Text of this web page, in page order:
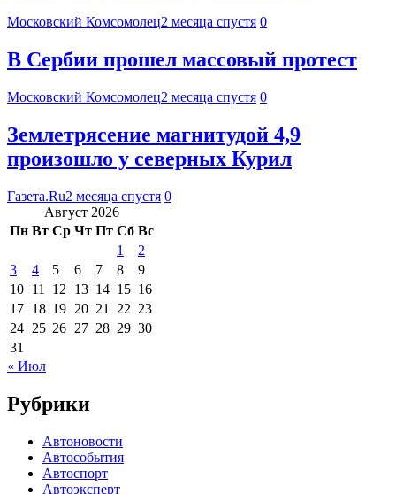
Московский Комсомолец2 месяца спустя 0
В Сербии прошел массовый протест
Московский Комсомолец2 месяца спустя 0
Землетрясение магнитудой 4,9
произошло у северных Курил
Газета.Ru2 месяца спустя 0
Август 2026
Пн Вт Ср Чт Пт Сб Вс
1
2
3
4 5 6 7 8
9
10 11 12 13 14 15 16
17 18 19 20 21 22 23
24 25 26 27 28 29 30
31
« Июл
Рубрики
Автоновости
Автособытия
Автоспорт
Автоэксперт